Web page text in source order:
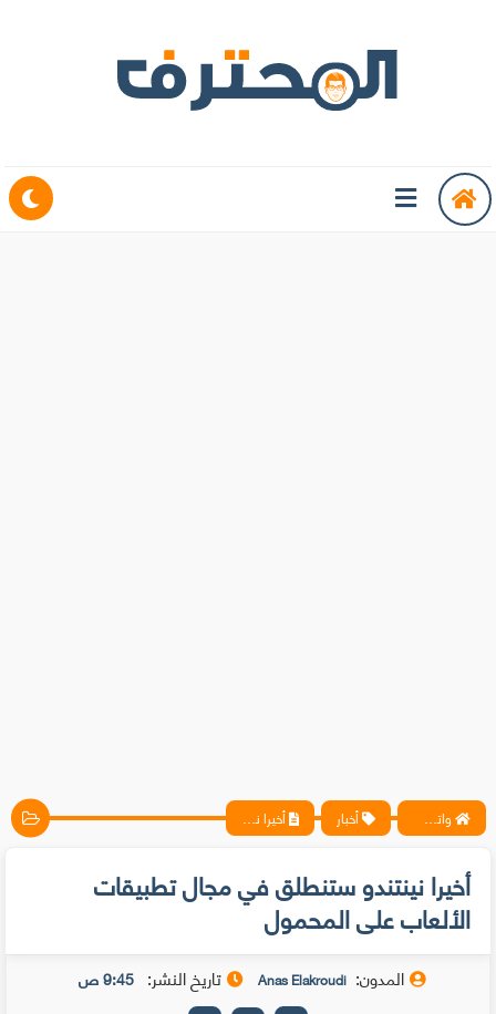
واتس آب ، فيسبوك ، أنترنت ، شروحات تقنية حصرية - المحترف أخبار أخيرا نينتندو ستنطلق في مجال تطبيقات الألعاب على المحمول
أخيرا نينتندو ستنطلق في مجال تطبيقات
الألعاب على المحمول
المدون: Anas Elakroudi تاريخ النشر: 9:45 ص